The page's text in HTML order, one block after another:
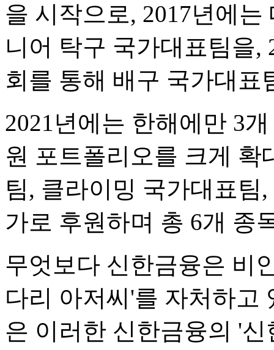
을 시작으로, 2017년에
니어 탁구 국가대표팀을,
회를 통해 배구 국가대표
2021년에는 한해에만 3
원 포트폴리오를 크게 확
팀, 클라이밍 국가대표팀
가로 후원하며 총 6개 종
무엇보다 신한금융은 비
다리 아저씨'를 자처하고
은 이러한 신한금융의 '